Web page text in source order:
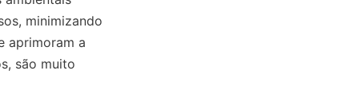
minimizando
aprimoram a
são muito